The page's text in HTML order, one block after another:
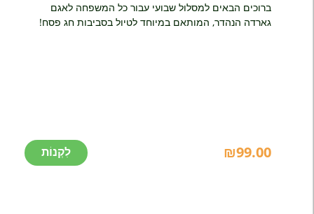
ברוכים הבאים למסלול שבועי עבור כל המשפחה לאגם
גארדה הנהדר, המותאם במיוחד לטיול בסביבות חג פסח!
₪99.00